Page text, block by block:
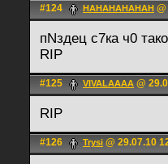
#124 HAHAHAHAHAH
пNздец с7ка ч0
RIP
#125 VIVALAAAA @
RIP
#126 Trysi @ 29.07.10